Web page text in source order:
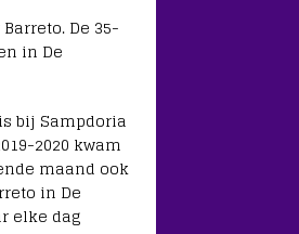
De 35-
in De
bij Sampdoria
2020 kwam
maand ook
in De
elke dag